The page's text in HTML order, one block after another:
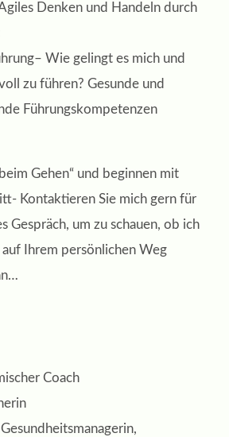
Denken und Handeln durch
Wie gelingt es mich und
zu führen? Gesunde und
Führungskompetenzen
Gehen“ und beginnen mit
Kontaktieren Sie mich gern für
Gespräch, um zu schauen, ob ich
Ihrem persönlichen Weg
Coach